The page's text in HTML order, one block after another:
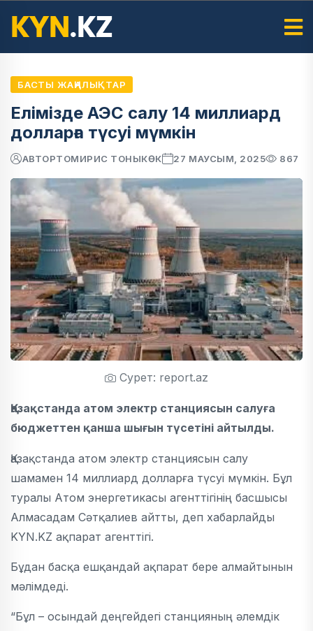
БАСТЫ ЖАҢАЛЫҚТАР
Елімізде АЭС салу 14 миллиард
долларға түсуі мүмкін
АВТОРТОМИРИС ТОНЫКӨК 27 МАУСЫМ, 2025 867
Сурет: report.az
Қазақстанда атом электр станциясын салуға
бюджеттен қанша шығын түсетіні айтылды.
Қазақстанда атом электр станциясын салу
шамамен 14 миллиард долларға түсуі мүмкін. Бұл
туралы Атом энергетикасы агенттігінің басшысы
Алмасадам Сәтқалиев айтты, деп хабарлайды
KYN.KZ ақпарат агенттігі.
Бұдан басқа ешқандай ақпарат бере алмайтынын
мәлімдеді.
“Бұл – осындай деңгейдегі станцияның әлемдік